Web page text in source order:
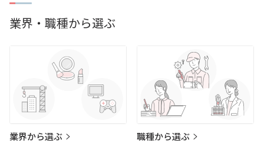
業界・職種から選ぶ
業界から選ぶ 職種から選ぶ